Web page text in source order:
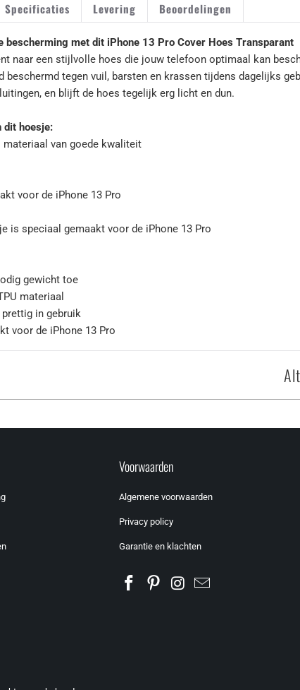
bescherming met dit iPhone 13 Pro Cover Hoes Transparant
naar een stijlvolle hoes die jouw telefoon optimaal kan
beschermd tegen vuil, barsten en krassen tijdens dagelijks
en blijft de hoes tegelijk erg licht en dun.
dit hoesje:
materiaal van goede kwaliteit
voor de iPhone 13 Pro
is speciaal gemaakt voor de iPhone 13 Pro
gewicht toe
materiaal
prettig in gebruik
voor de iPhone 13 Pro
Specificaties Levering Beoordelingen
Voorwaarden
Algemene voorwaarden
Privacy policy
Garantie en klachten